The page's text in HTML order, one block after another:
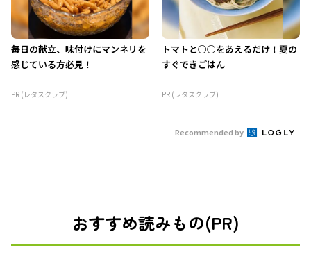
毎日の献立、味付けにマンネリを
感じている方必見！
PR (レタスクラブ)
トマトと○○をあえるだけ！夏の
すぐできごはん
PR (レタスクラブ)
Recommended by
おすすめ読みもの(PR)